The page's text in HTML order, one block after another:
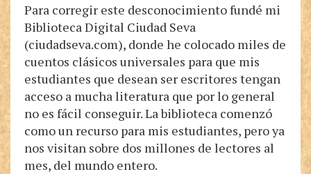
Para corregir este desconocimiento fundé mi
Biblioteca Digital Ciudad Seva
(ciudadseva.com), donde he colocado miles de
cuentos clásicos universales para que mis
estudiantes que desean ser escritores tengan
acceso a mucha literatura que por lo general
no es fácil conseguir. La biblioteca comenzó
como un recurso para mis estudiantes, pero ya
nos visitan sobre dos millones de lectores al
mes, del mundo entero.